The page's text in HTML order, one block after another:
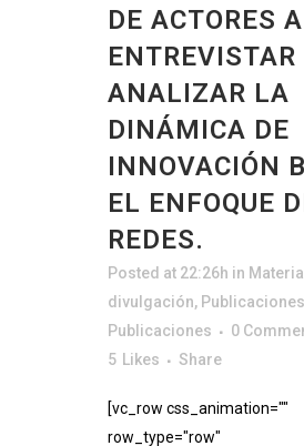
DE ACTORES A
ENTREVISTAR
ANALIZAR LA
DINÁMICA DE
INNOVACIÓN
EL ENFOQUE
REDES.
Posted at 22:26h in
divulgación, Publicaciones
Publicaciones
0
5 Likes Share
[vc_row css_animation=""
row_type="row"